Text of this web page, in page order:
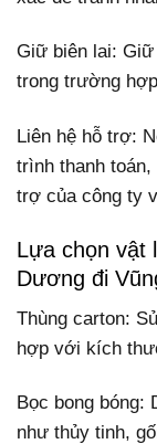
Giữ biên lai: Giữ
trong trường
Liên hệ hỗ trợ:
trình thanh
trợ của công ty
Lựa chọn vật
Dương đi
Thùng carton:
hợp với kích
Bọc bong bóng:
như thủy tinh,